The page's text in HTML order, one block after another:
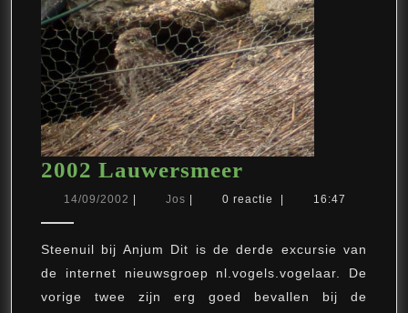
2002 Lauwersmeer
Lauwersmeer
14/09/2002 14/09/2002
Jos Jos 0 reactie 16:47
Steenuil bij Anjum Dit is de derde excursie van
de internet nieuwsgroep nl.vogels.vogelaar. De
vorige twee zijn erg goed bevallen bij de